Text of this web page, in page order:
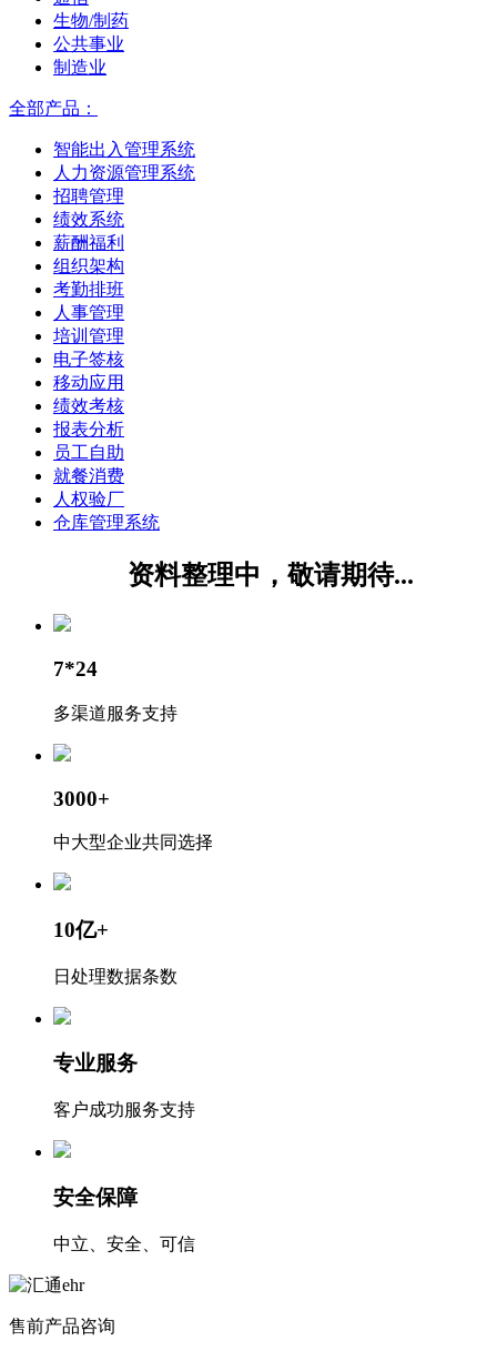
生物/制药
公共事业
制造业
全部产品：
智能出入管理系统
人力资源管理系统
招聘管理
绩效系统
薪酬福利
组织架构
考勤排班
人事管理
培训管理
电子签核
移动应用
绩效考核
报表分析
员工自助
就餐消费
人权验厂
仓库管理系统
资料整理中，敬请期待...
7*24
多渠道服务支持
3000+
中大型企业共同选择
10亿+
日处理数据条数
专业服务
客户成功服务支持
安全保障
中立、安全、可信
售前产品咨询